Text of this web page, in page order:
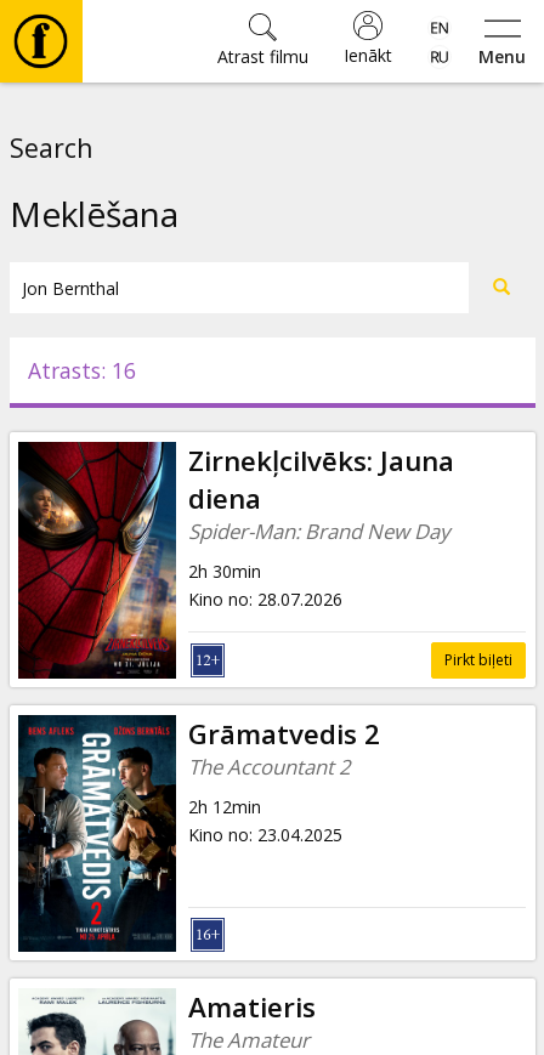
Menu
Ienākt
Atrast filmu
Pasākumi
Ziņas
Dāvanu
kartes
Uzkodas
B2B
Kino
Klubs
Search
Meklēšana
Atrasts: 16
Zirnekļcilvēks: Jauna
diena
Spider-Man: Brand New Day
2h 30min
Kino no: 28.07.2026
Pirkt biļeti
Grāmatvedis 2
The Accountant 2
2h 12min
Kino no: 23.04.2025
Amatieris
The Amateur